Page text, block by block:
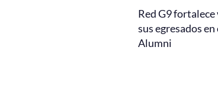
Red G9
sus egresados
Alumni